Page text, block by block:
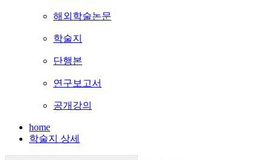
해외학술논문
학술지
단행본
연구보고서
공개강의
home
학술지 상세